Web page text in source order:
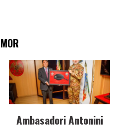
Ambasadori Antonini